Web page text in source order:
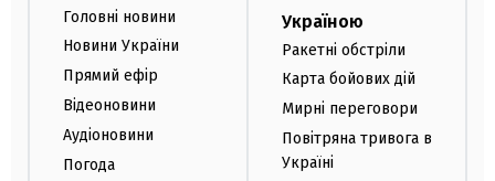
Головні новини
Новини України
Прямий ефір
Відеоновини
Аудіоновини
Погода
Україною
Ракетні обстріли
Карта бойових дій
Мирні переговори
Повітряна тривога в
Україні